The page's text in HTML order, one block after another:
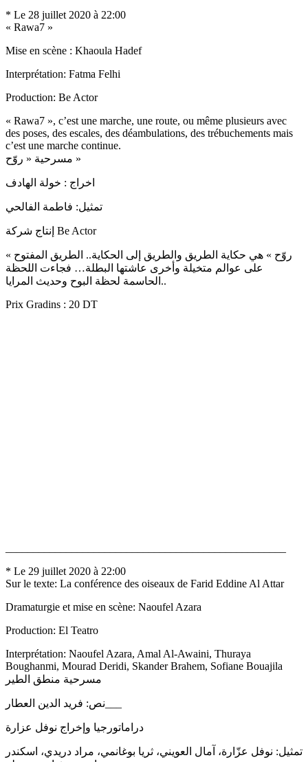
* Le 28 juillet 2020 à 22:00
« Rawa7 »
Mise en scène : Khaoula Hadef
Interprétation: Fatma Felhi
Production: Be Actor
« Rawa7 », c’est une marche, une route, ou même plusieurs avec
des poses, des escales, des déambulations, des trébuchements mais
c’est une marche continue.
مسرحية « روّح »
اخراج : خولة الهادف
تمثيل: فاطمة الفالحي
إنتاج شركة Be Actor
« روّح » هي حكاية الطريق والطريق إلى الحكاية.. الطريق المفتوح
على عوالم متخيلة وأخرى عاشتها البطلة… فجاءت اللحظة
الحاسمة لحظة البوح وحديث المرايا..
Prix Gradins : 20 DT
* Le 29 juillet 2020 à 22:00
Sur le texte: La conférence des oiseaux de Farid Eddine Al Attar
Dramaturgie et mise en scène: Naoufel Azara
Production: El Teatro
Interprétation: Naoufel Azara, Amal Al-Awaini, Thuraya
Boughanmi, Mourad Deridi, Skander Brahem, Sofiane Bouajila
مسرحية منطق الطير
دراماتورجيا وإخراج نوفل عزارة
تمثيل: نوفل عزّارة، آمال العويني، ثريا بوغانمي، مراد دريدي، اسكندر